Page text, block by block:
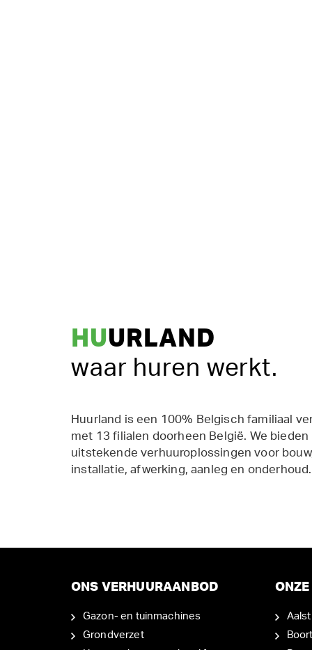
HUURLAND
waar huren werkt.
Huurland is een 100% Belgisch familiaal
met 13 filialen doorheen België. We bieden
uitstekende verhuuroplossingen voor
installatie, afwerking, aanleg en onderhoud.
ONS VERHUURAANBOD
Gazon- en tuinmachines
Grondverzet
Aalst